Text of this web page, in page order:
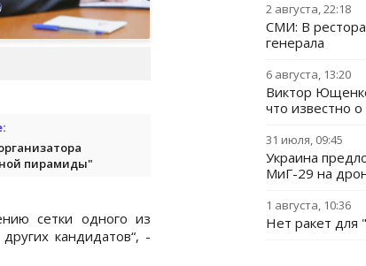
пирамиды"
сетки одного из
кандидатов“, -
2 августа, 22:18
СМИ: В
генерала
6 августа, 13:20
Виктор
что известно
31 июля, 09:45
Украина
МиГ-29 на
1 августа, 10:36
Нет ракет для